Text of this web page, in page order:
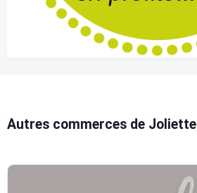
Autres commerces de Joliette